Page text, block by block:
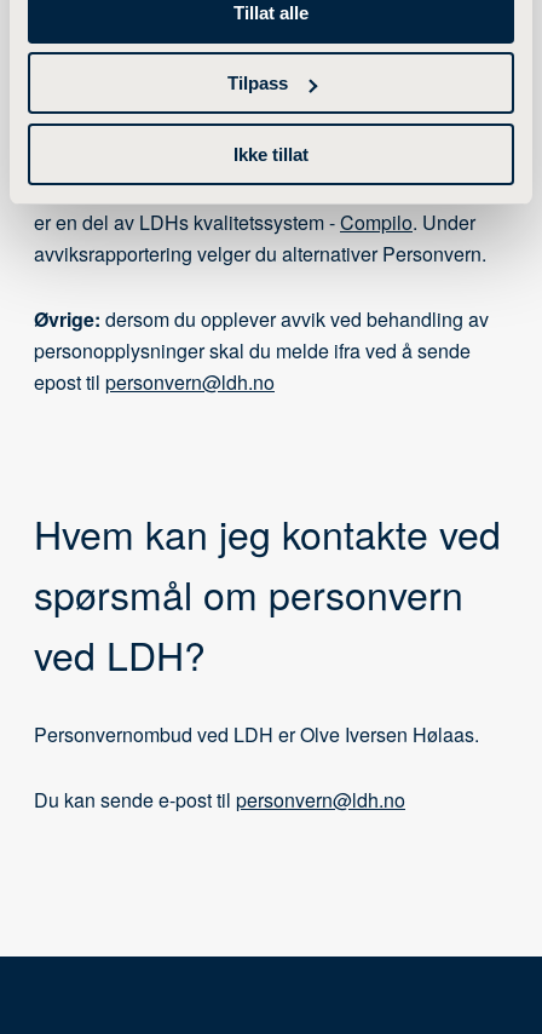
Tillat alle
Tilpass
Ikke tillat
Rapportering av avvik
Studenter/ansatte:dersom du opplever avvik ved
behandling av personopplysninger skal du melde ifra
om dette via en avviksmelding i «Si-ifra»-systemet, som
er en del av LDHs kvalitetssystem -Compilo. Under
avviksrapportering velger du alternativer Personvern.
Øvrige: dersom du opplever avvik ved behandling av
personopplysninger skal du melde ifra ved å sende
epost til personvern@ldh.no
Hvem kan jeg kontakte ved
spørsmål om personvern
ved LDH?
Personvernombud ved LDH er Olve Iversen Hølaas.
Du kan sende e-post til personvern@ldh.no